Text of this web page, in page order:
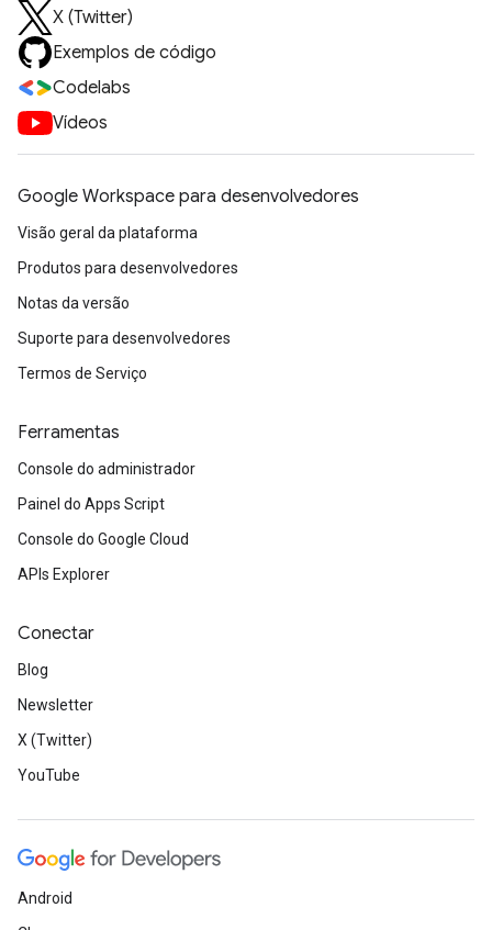
X (Twitter)
Exemplos de código
Codelabs
Vídeos
Google Workspace para desenvolvedores
Visão geral da plataforma
Produtos para desenvolvedores
Notas da versão
Suporte para desenvolvedores
Termos de Serviço
Ferramentas
Console do administrador
Painel do Apps Script
Console do Google Cloud
APIs Explorer
Conectar
Blog
Newsletter
X (Twitter)
YouTube
Android